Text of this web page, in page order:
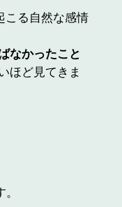
こる自然な感情
なかったこと
ほど見てきま